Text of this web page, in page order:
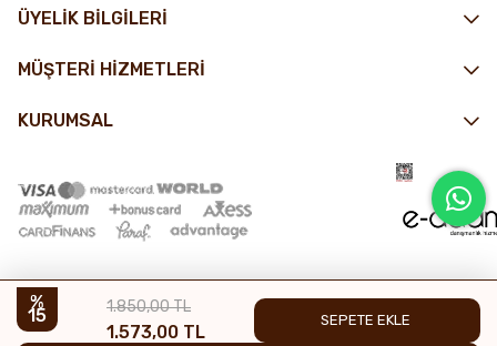
1.850,00 TL
1.573,00 TL
15
ÜYELİK BİLGİLERİ
MÜŞTERİ HİZMETLERİ
KURUMSAL